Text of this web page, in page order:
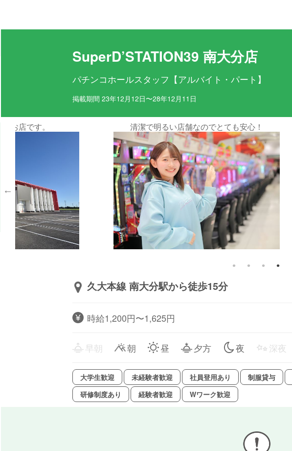
SuperD’STATION39 南大分店
パチンコホールスタッフ【アルバイト・パート】
掲載期間 23年12月12日〜28年12月11日
で明るい店舗なのでとても安心！ お仕事内容は簡単！最初は先輩
す♪
久大本線 南大分駅から徒歩15分
時給1,200円〜1,625円
早朝 朝 昼 夕方 夜 深夜
大学生歓迎 未経験者歓迎 社員登用あり
制服貸与
研修制度あり
経験者歓迎 Wワーク歓迎